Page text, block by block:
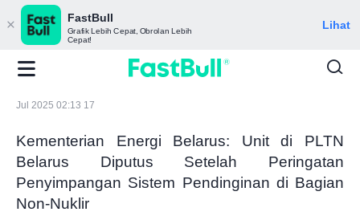
FastBull
Grafik Lebih Cepat, Obrolan Lebih
Cepat!
Lihat
Jul 2025 02:13 17
Kementerian Energi Belarus: Unit di PLTN
Belarus Diputus Setelah Peringatan
Penyimpangan Sistem Pendinginan di Bagian
Non-Nuklir